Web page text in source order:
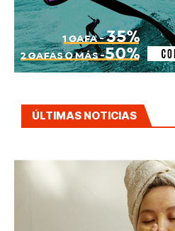
ÚLTIMAS NOTICIAS